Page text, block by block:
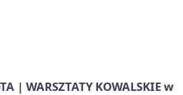
| WARSZTATY KOWALSKIE w